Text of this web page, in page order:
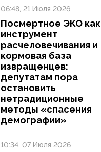
06:48, 21 Июля 2026
Посмертное ЭКО как
инструмент
расчеловечивания и
кормовая база
извращенцев:
депутатам пора
остановить
нетрадиционные
методы «спасения
демографии»
10:34, 07 Июля 2026